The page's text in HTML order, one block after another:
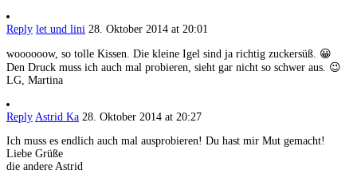
Reply let und lini 28. Oktober 2014 at 20:01
woooooow, so tolle Kissen. Die kleine Igel sind ja richtig zuckersüß. 😀
Den Druck muss ich auch mal probieren, sieht gar nicht so schwer aus. 😉
LG, Martina
Reply Astrid Ka 28. Oktober 2014 at 20:27
Ich muss es endlich auch mal ausprobieren! Du hast mir Mut gemacht!
Liebe Grüße
die andere Astrid